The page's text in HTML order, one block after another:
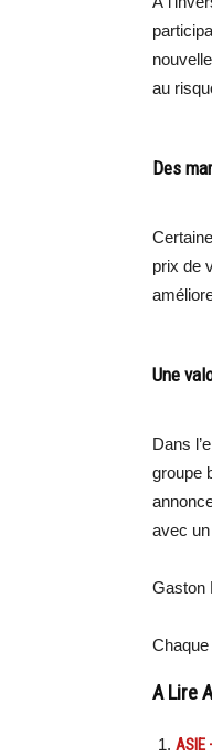
au
Des
prix de
Une
Dans
groupe
avec
Gaston
A Lire
ASIE